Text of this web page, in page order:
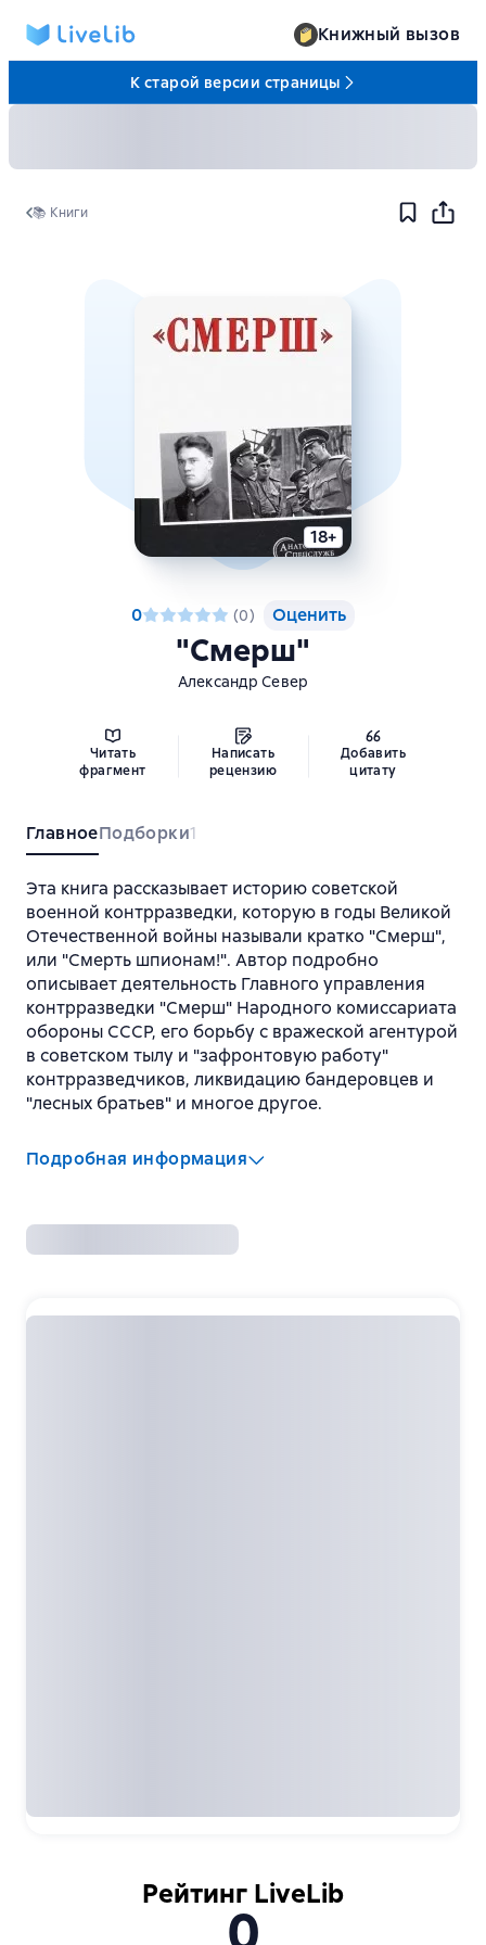
Книжный вызов
К старой версии страницы
📚 Книги
18+
0 (0) Оценить
"Смерш"
Александр Север
Читать
фрагмент
Написать
рецензию
Добавить
цитату
ГлавноеПодборки1
Эта книга рассказывает историю советской
военной контрразведки, которую в годы Великой
Отечественной войны называли кратко "Смерш",
или "Смерть шпионам!". Автор подробно
описывает деятельность Главного управления
контрразведки "Смерш" Народного комиссариата
обороны СССР, его борьбу с вражеской агентурой
в советском тылу и "зафронтовую работу"
контрразведчиков, ликвидацию бандеровцев и
"лесных братьев" и многое другое.
Издательство :Вече
Год издания:2020
Подробная информация
Рейтинг LiveLib